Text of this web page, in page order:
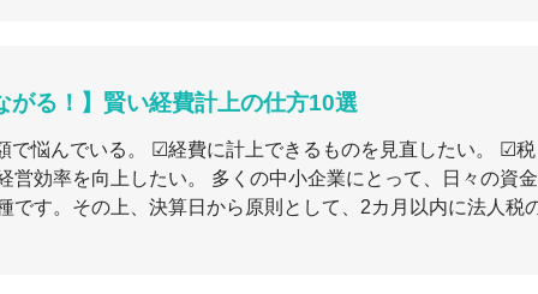
がる！】賢い経費計上の仕方10選
で悩んでいる。 ☑経費に計上できるものを見直したい。 ☑税
営効率を向上したい。 多くの中小企業にとって、日々の資金
です。その上、決算日から原則として、2カ月以内に法人税